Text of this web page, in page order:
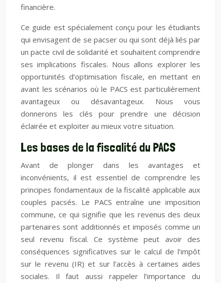
financière.
Ce guide est spécialement conçu pour les étudiants
qui envisagent de se pacser ou qui sont déjà liés par
un pacte civil de solidarité et souhaitent comprendre
ses implications fiscales. Nous allons explorer les
opportunités d’optimisation fiscale, en mettant en
avant les scénarios où le PACS est particulièrement
avantageux ou désavantageux. Nous vous
donnerons les clés pour prendre une décision
éclairée et exploiter au mieux votre situation.
Les bases de la fiscalité du PACS
Avant de plonger dans les avantages et
inconvénients, il est essentiel de comprendre les
principes fondamentaux de la fiscalité applicable aux
couples pacsés. Le PACS entraîne une imposition
commune, ce qui signifie que les revenus des deux
partenaires sont additionnés et imposés comme un
seul revenu fiscal. Ce système peut avoir des
conséquences significatives sur le calcul de l’impôt
sur le revenu (IR) et sur l’accès à certaines aides
sociales. Il faut aussi rappeler l’importance du